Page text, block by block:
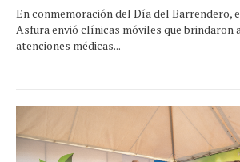
En conmemoración del Día del Barrendero,
Asfura envió clínicas móviles que brindaron
atenciones médicas...